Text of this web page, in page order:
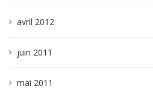
avril 2012
juin 2011
mai 2011